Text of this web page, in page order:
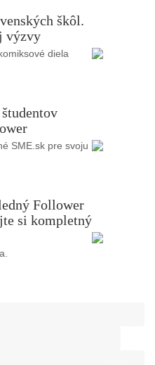
škôl.
výzvy
diela
SME.sk pre svoju
Follower
si kompletný